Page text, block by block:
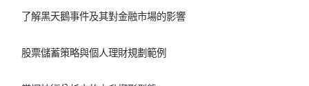
了解黑天鵝事件及其對金融市場的影響
股票儲蓄策略與個人理財規劃範例